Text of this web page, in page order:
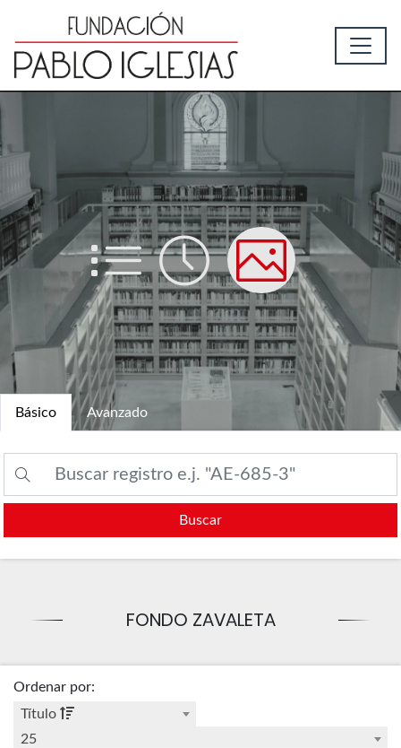
List Time Picture
Básico Avanzado
Buscar
FONDO ZAVALETA
Ordenar por:
Título
25